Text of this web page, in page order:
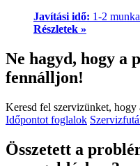
Javítási idő: 1-2
Részletek »
Ne hagyd, hogy a
fennálljon!
Keresd fel szervizünket, hogy
Időpontot foglalok
Összetett a